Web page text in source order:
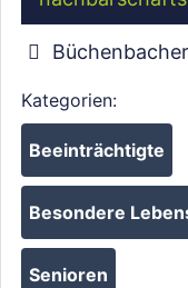
Kategorien:
Beeinträchtigte
Besondere
Senioren